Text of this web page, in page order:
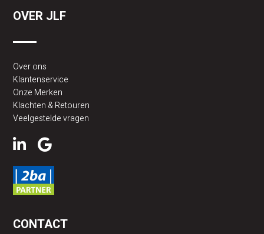
OVER JLF
Over ons
Klantenservice
Onze Merken
Klachten & Retouren
Veelgestelde vragen
CONTACT